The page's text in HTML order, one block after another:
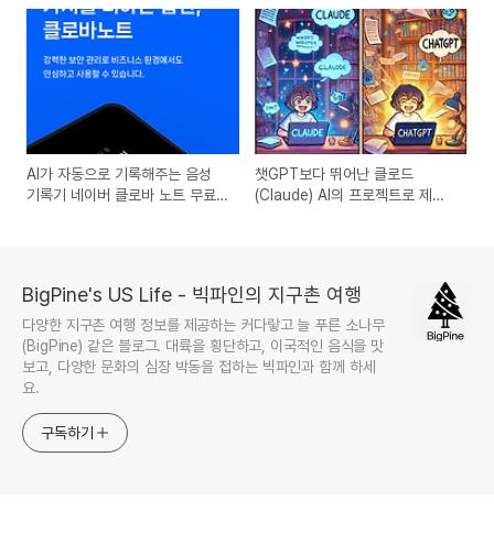
AI가 자동으로 기록해주는 음성
기록기 네이버 클로바 노트 무료
챗GPT보다 뛰어난 클로드
(Claude) AI의 프로젝트로 제안
BigPine's US Life - 빅파인의 지구촌 여행
다양한 지구촌 여행 정보를 제공하는 커다랗고 늘 푸른 소나무
(BigPine) 같은 블로그. 대륙을 횡단하고, 이국적인 음식을 맛
보고, 다양한 문화의 심장 박동을 접하는 빅파인과 함께 하세
요.
구독하기